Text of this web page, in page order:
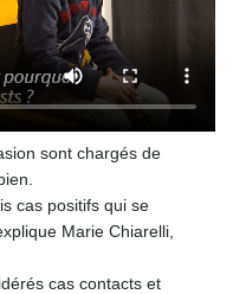
sont chargés de
cas positifs qui se
Marie Chiarelli,
cas contacts et